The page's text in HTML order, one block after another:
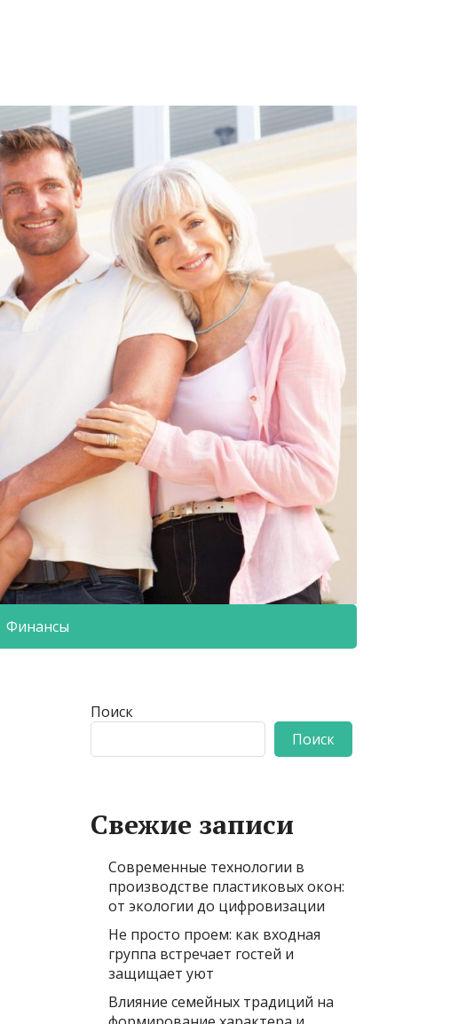
Финансы
Поиск
Поиск
Свежие записи
Современные технологии в
производстве пластиковых окон:
от экологии до цифровизации
Не просто проем: как входная
группа встречает гостей и
защищает уют
Влияние семейных традиций на